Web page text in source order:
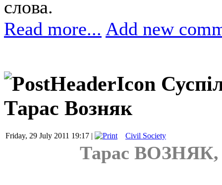
слова.
Read more... Add new
Тарас Возняк
Friday, 29 July 2011 19:17 | Civil Society
Тарас ВОЗНЯК,